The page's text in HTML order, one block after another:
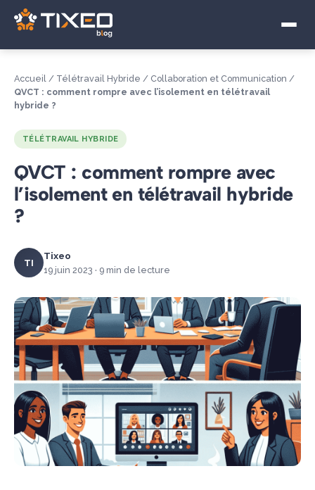
Visioconférence
Souveraineté numérique
Accueil / Télétravail Hybride / Collaboration et Communication /
QVCT : comment rompre avec l’isolement en télétravail
hybride ?
TÉLÉTRAVAIL HYBRIDE
QVCT : comment rompre avec
l’isolement en télétravail hybride
?
TI
Tixeo
19 juin 2023 · 9 min de lecture